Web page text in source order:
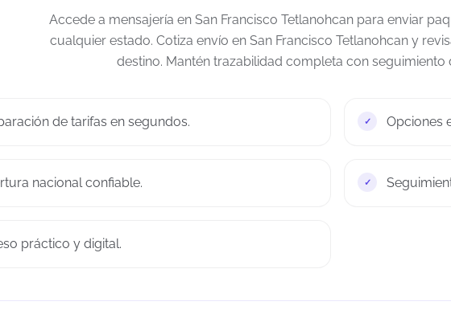
Accede a mensajería en San Francisco Tetlanohcan para enviar
cualquier estado. Cotiza envío en San Francisco Tetlanohcan y
destino. Mantén trazabilidad completa con seguimiento
de tarifas en segundos. Opciones
nacional confiable.
práctico y digital.